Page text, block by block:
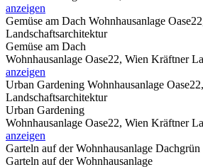
anzeigen
Gemüse am Dach Wohnhausanlage
Landschaftsarchitektur
Gemüse am Dach
Wohnhausanlage Oase22, Wien Kräftner
anzeigen
Urban Gardening Wohnhausanlage
Landschaftsarchitektur
Urban Gardening
Wohnhausanlage Oase22, Wien Kräftner
anzeigen
Garteln auf der Wohnhausanlage
Garteln auf der Wohnhausanlage